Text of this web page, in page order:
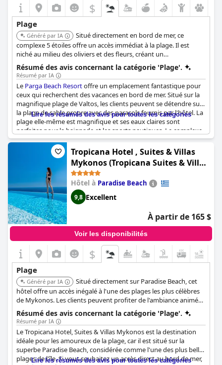
$
Plage
Généré par IA
Situé directement en bord de mer, ce
complexe 5 étoiles offre un accès immédiat à la plage. Il est
niché au milieu des oliviers et des fleurs, créant un
environnement paisible. L'emplacement du complexe sur la
plage de Valtos offre un cadre parfait avec une mer propre et
une plage de sable, idéal pour les familles avec de jeunes
enfants.
Résumé des avis concernant la catégorie 'Plage'.
Résumé par IA
Le Parga Beach Resortoffre un emplacement fantastique pour
ceux qui recherchent des vacances en bord de mer. Situé sur la
magnifique plage de Valtos, les clients peuvent se détendre sur
la plage de sable propre avec des parasols fournis par l'hôtel. La
plage elle-même est magnifique et ses eaux claires sont
parfaites pour la baignade et les sports nautiques. Le complexe
est situé dans des jardins luxuriants avec de belles chambres
spacieuses regroupées autour de petites piscines. Les clients
peuvent dîner dans les restaurants de la plage et même prendre
un ferry pour Parga depuis la plage. L'hôtel est parfait pour les
familles, la plage de Valtos étant idéale pour les enfants. Pour
ceux qui recherchent la relaxation ultime, vivre sur la
magnifique plage de Valtos est exceptionnel. La plage de sable
blanc est accessible directement depuis l'hôtel. La plage est la
meilleure de Parga et offre une vue magnifique sur le château
de Parga. L'hôtel est exceptionnel dans l'ensemble et tout, du
personnel au petit déjeuner en passant par les tavernes, est
parfait. Si vous souhaitez passer des vacances avec une vue
magnifique sur la mer et une plage, le
l'endroit idéal pour vous.
Lire les résumés des avis pour toutes les catégories
Tropicana Hotel , Suites & Villas
Mykonos (Tropicana Suites & Villas
Mykonos)
Hôtel à Paradise Beach
9,8 Excellent
À partir de 165 $
Voir les disponibilités
$
Plage
Généré par IA
Situé directement sur Paradise Beach, cet
hôtel offre un accès inégalé à l'une des plages les plus célèbres
de Mykonos. Les clients peuvent profiter de l'ambiance animée
de la plage et retourner à leurs chambres en quelques instants.
Résumé des avis concernant la catégorie 'Plage'.
Résumé par IA
Le Tropicana Hotel, Suites & Villas Mykonos est la destination
idéale pour les amoureux de la plage, car il est situé sur la
superbe Paradise Beach, considérée comme l'une des plus belles
plages de l'île. Si vous souhaitez un accès direct au bord de mer,
Lire les résumés des avis pour toutes les catégories